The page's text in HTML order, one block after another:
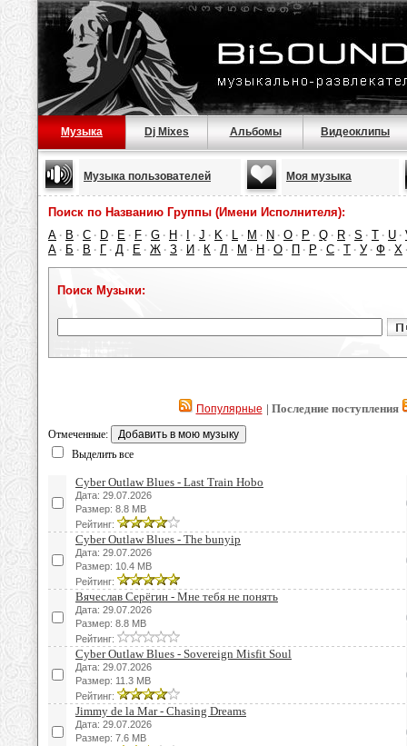
Музыка Dj Mixes Альбомы Видеоклипы
Музыка пользователей Моя музыка
Поиск по Названию Группы (Имени Исполнителя):
A · B · C · D · E · F · G · H · · J · K · L · M · N · O · P · Q · R · S · T · U ·
А · Б · В · Г · Д · Е · Ж · З · И · К · Л · М · Н · О · П · Р · С · Т · У · Ф · Х
Поиск Музыки:
Популярные | Последние поступления
Отмеченные:
Выделить все
Cyber Outlaw Blues - Last Train Hobo
Дата: 29.07.2026
Размер: 8.8 MB
Рейтинг:
Cyber Outlaw Blues - The bunyip
Дата: 29.07.2026
Размер: 10.4 MB
Рейтинг:
Вячеслав Серёгин - Мне тебя не понять
Дата: 29.07.2026
Размер: 8.8 MB
Рейтинг:
Cyber Outlaw Blues - Sovereign Misfit Soul
Дата: 29.07.2026
Размер: 11.3 MB
Рейтинг:
Jimmy de la Mar - Chasing Dreams
Дата: 29.07.2026
Размер: 7.6 MB